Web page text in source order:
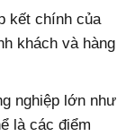
kết chính của
khách và hàng
nghiệp lớn như
là các điểm